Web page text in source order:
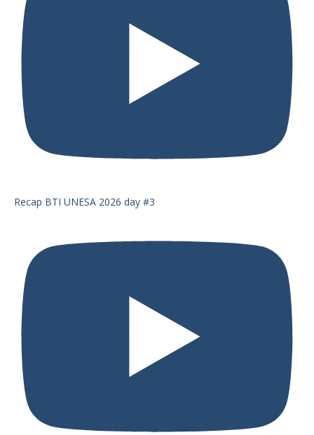
Recap BTI UNESA 2026 day #3